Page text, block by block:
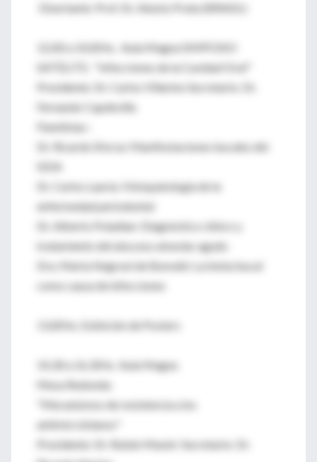
Disertante: Prof. Dr. Aluizio Prata (BRASIL)
12,00 a 14,00 hs. Aula Magna SIMPOSIO
SATÉLITE: "Infecciones de la Cavidad Oral"
Presidente: Dr. Carlos Villarino Secretario: Dr.
Fernando Capdevilla
Panelistas :
Dr. Ricardo Sforza: Manifestaciones bucales del
SIDA
Dr. Carlos Lauría: Histopatología de la
enfermedad periodontal
Dr. Alberto Poladian: Diagnóstico clínico y
tratamiento del absceso alveolar agudo
Dra. Marta Negroni de Bonvehi: La biota bucal
como causa de infecciones
13,00 hs. Exibición de Posters
14,30 a 16,30 hs Aula Magna
Mesa Redonda:
"Mecanismos de resistencia a los
antimicrobianos"
Presidente: Dr. Rubén Masini Secretario: Dr.